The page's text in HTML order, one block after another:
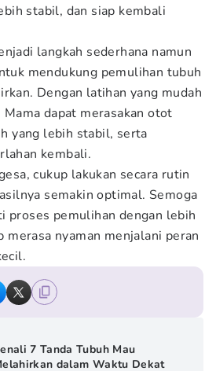
stabil, dan siap kembali
langkah sederhana namun
mendukung pemulihan tubuh
Dengan latihan yang mudah
dapat merasakan otot
yang lebih stabil, serta
kembali.
cukup lakukan secara rutin
semakin optimal. Semoga
proses pemulihan dengan lebih
merasa nyaman menjalani peran
7 Tanda Tubuh Mau
dalam Waktu Dekat